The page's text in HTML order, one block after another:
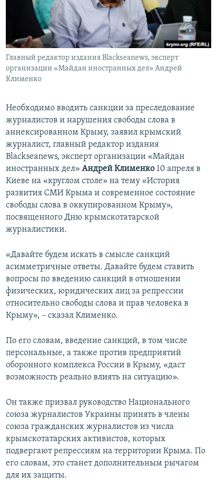
ПОБЕДИТЕЛЕЙ НЕ СУДЯТ?
КРЫМ.НЕПОКОРЕННЫЙ
ELIFBE
УКРАИНСКАЯ ПРОБЛЕМА КРЫМА
ПРИСОЕДИНЯЙТЕСЬ!
Все сайты RFE/RL
Главный редактор издания Вlackseanews, эксперт
организации «Майдан иностранных дел» Андрей
Клименко
Необходимо вводить санкции за преследование
журналистов и нарушения свободы слова в
аннексированном Крыму, заявил крымский
журналист, главный редактор издания
Вlackseanews, эксперт организации «Майдан
иностранных дел» Андрей Клименко 10 апреля в
Киеве на «круглом столе» на тему «История
развития СМИ Крыма и современное состояние
свободы слова в оккупированном Крыму»,
посвященного Дню крымскотатарской
журналистики.
«Давайте будем искать в смысле санкций
асимметричные ответы. Давайте будем ставить
вопросы по введению санкций в отношении
физических, юридических лиц за репрессии
относительно свободы слова и прав человека в
Крыму», – сказал Клименко.
По его словам, введение санкций, в том числе
персональные, а также против предприятий
оборонного комплекса России в Крыму, «даст
возможность реально влиять на ситуацию».
Он также призвал руководство Национального
союза журналистов Украины принять в члены
союза гражданских журналистов из числа
крымскотатарских активистов, которых
подвергают репрессиям на территории Крыма. По
его словам, это станет дополнительным рычагом
для их защиты.